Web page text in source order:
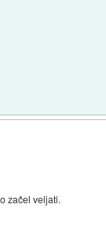
začel veljati.